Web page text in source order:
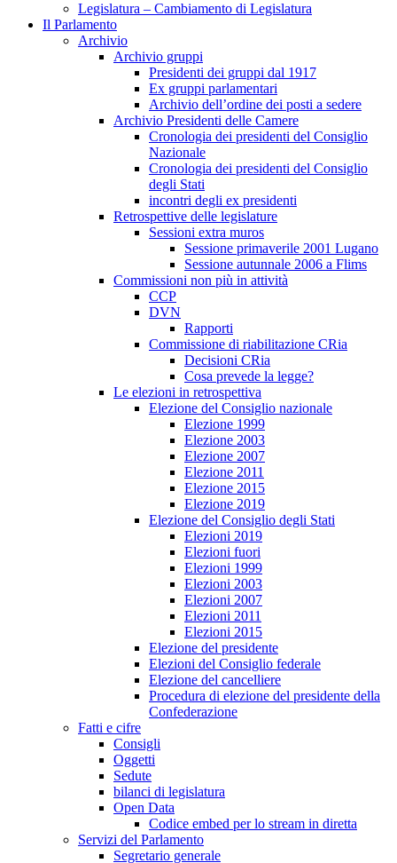
Legislatura – Cambiamento di Legislatura
Il Parlamento
Archivio
Archivio gruppi
Presidenti dei gruppi dal 1917
Ex gruppi parlamentari
Archivio dell’ordine dei posti a sedere
Archivio Presidenti delle Camere
Cronologia dei presidenti del Consiglio
Nazionale
Cronologia dei presidenti del Consiglio
degli Stati
incontri degli ex presidenti
Retrospettive delle legislature
Sessioni extra muros
Sessione primaverile 2001 Lugano
Sessione autunnale 2006 a Flims
Commissioni non più in attività
CCP
DVN
Rapporti
Commissione di riabilitazione CRia
Decisioni CRia
Cosa prevede la legge?
Le elezioni in retrospettiva
Elezione del Consiglio nazionale
Elezione 1999
Elezione 2003
Elezione 2007
Elezione 2011
Elezione 2015
Elezione 2019
Elezione del Consiglio degli Stati
Elezioni 2019
Elezioni fuori
Elezioni 1999
Elezioni 2003
Elezioni 2007
Elezioni 2011
Elezioni 2015
Elezione del presidente
Elezioni del Consiglio federale
Elezione del cancelliere
Procedura di elezione del presidente della
Confederazione
Fatti e cifre
Consigli
Oggetti
Sedute
bilanci di legislatura
Open Data
Codice embed per lo stream in diretta
Servizi del Parlamento
Segretario generale